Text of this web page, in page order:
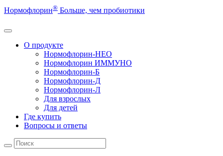
Нормофлорин® Больше, чем пробиотики
О продукте
Нормофлорин-НЕО
Нормофлорин ИММУНО
Нормофлорин-Б
Нормофлорин-Д
Нормофлорин-Л
Для взрослых
Для детей
Где купить
Вопросы и ответы